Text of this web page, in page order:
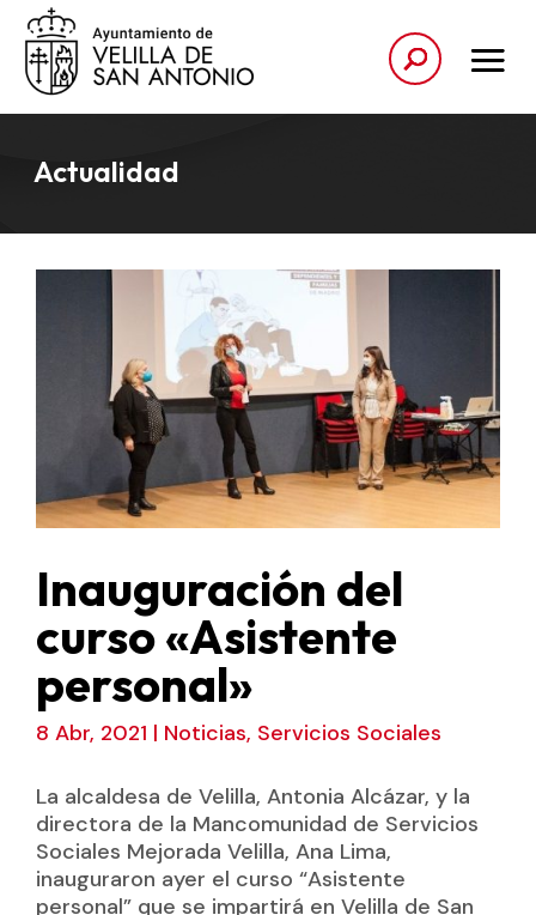
Actualidad
Inauguración del
curso «Asistente
personal»
8 Abr, 2021 | Noticias, Servicios Sociales
La alcaldesa de Velilla, Antonia Alcázar, y la
directora de la Mancomunidad de Servicios
Sociales Mejorada Velilla, Ana Lima,
inauguraron ayer el curso “Asistente
personal” que se impartirá en Velilla de San